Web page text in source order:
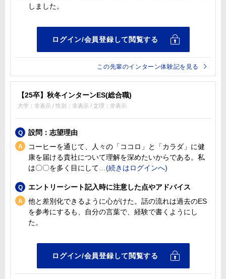
しました。
この先輩のインターン体験記を見る
【25卒】秋冬インターンES(総合職)
大学：非表示 / 性別：非表示 / 文理：非表示
設問：志望理由
コーヒーを通じて、人々の「ココロ」と「カラダ」に健
康を届ける貴社について理解を深めたいからである。私
は〇〇を多く目にして
エントリーシート記入時に注意した点やアドバイス
他と差別化できるように心がけた。話の流れは過去のES
を参考にするも、自分の言葉で、経験で書くようにし
た。